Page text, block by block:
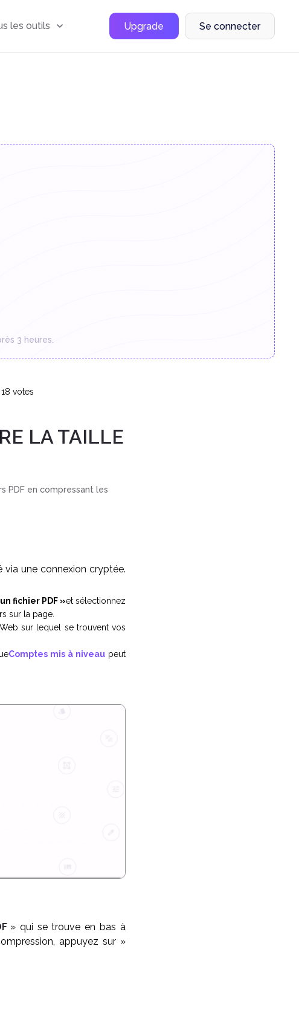
les outils Upgrade Se connecter
3 heures.
18 votes
LA TAILLE
PDF en compressant les
une connexion cryptée.
fichier PDF »et sélectionnez
sur la page.
sur lequel se trouvent vos
Comptes mis à niveaupeut
» qui se trouve en bas à
appuyez sur »